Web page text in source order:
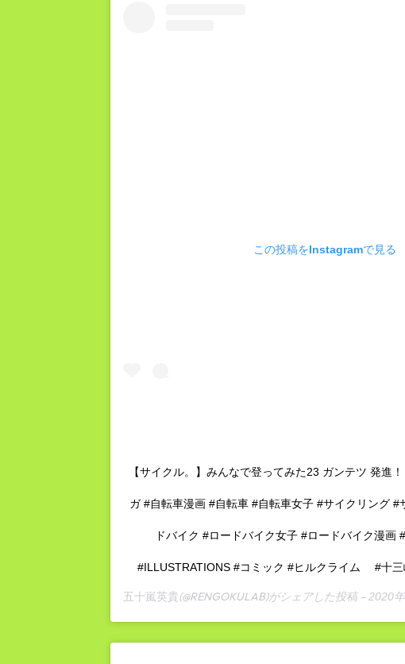
この投稿をInstagramで見る
【サイクル。】みんなで登ってみた23 ガンテツ 発進
ガ #自転車漫画 #自転車 #自転車女子 #サイクリング #
ドバイク #ロードバイク女子 #ロードバイク漫画
#ILLUSTRATIONS #コミック #ヒルクライム #十三
五十嵐英貴 (@RENGOKULAB)がシェアした投稿 –2020年